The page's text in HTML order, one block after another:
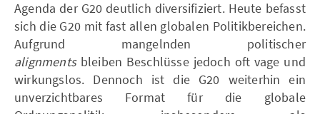
Agenda der G20 deutlich diversifiziert. Heute befasst
sich die G20 mit fast allen globalen Politikbereichen.
Aufgrund mangelnden politischer
alignments bleiben Beschlüsse jedoch oft vage und
wirkungslos. Dennoch ist die G20 weiterhin ein
unverzichtbares Format für die globale